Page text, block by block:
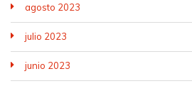
agosto 2023
julio 2023
junio 2023